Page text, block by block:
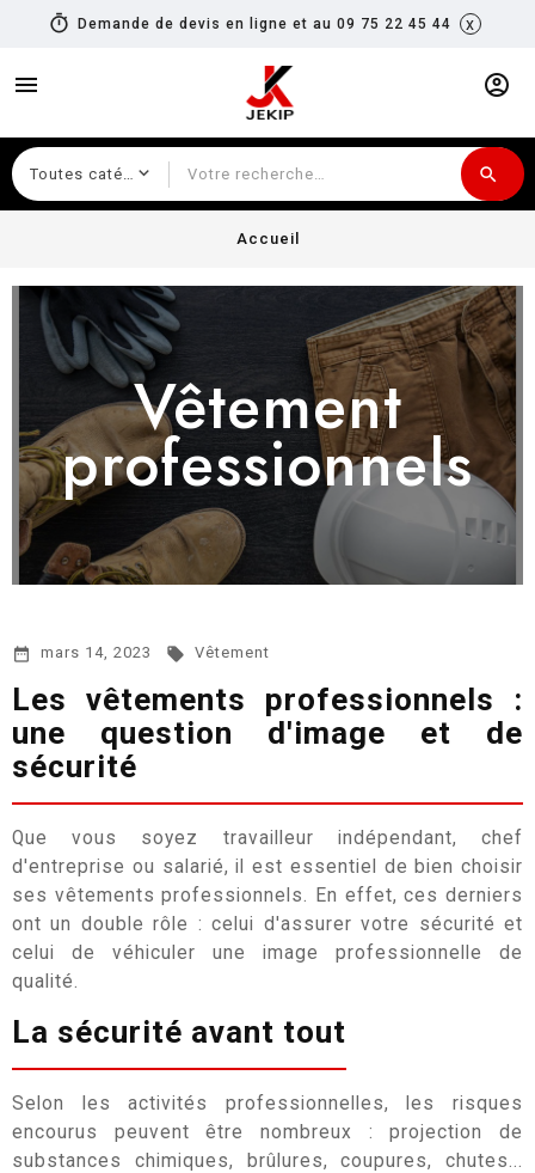
timer Demande de devis en ligne et au 09 75 22 45 44 x
menu account_circle
search
Accueil
Vêtement
professionnels
 mars 14, 2023  Vêtement
Les vêtements professionnels :
une question d'image et de
sécurité
Que vous soyez travailleur indépendant, chef
d'entreprise ou salarié, il est essentiel de bien choisir
ses vêtements professionnels. En effet, ces derniers
ont un double rôle : celui d'assurer votre sécurité et
celui de véhiculer une image professionnelle de
qualité.
La sécurité avant tout
Selon les activités professionnelles, les risques
encourus peuvent être nombreux : projection de
substances chimiques, brûlures, coupures, chutes...